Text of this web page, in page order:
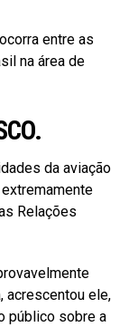
entre as
na área de
da aviação
Relações
acrescentou ele,
público sobre a